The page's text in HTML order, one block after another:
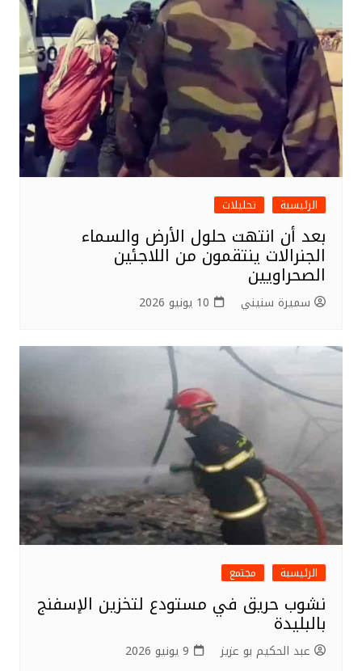
الرئيسية تحليلات
بعد أن انتهت حلول الأرض والسماء
الجنرالات ينتقمون من اللاجئين
الصحراويين
سميرة سنيني 10 يونيو 2026
الرئيسية مجتمع
نشوب حريق في مستودع لتخزين الإسفنج
بالبليدة
عبد الحكيم بو عزيز 9 يونيو 2026